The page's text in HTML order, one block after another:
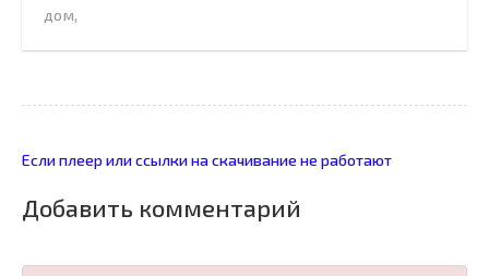
дом,
Если плеер или ссылки на скачивание не работают
Добавить комментарий